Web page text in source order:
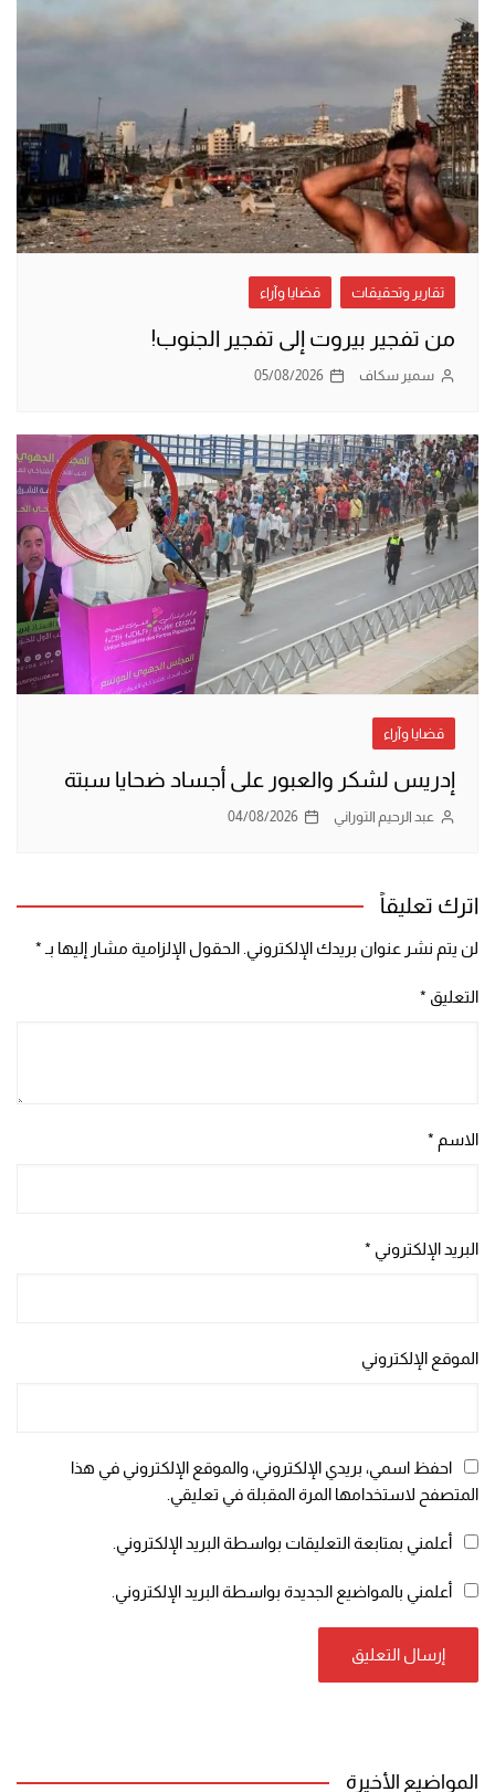
تقارير وتحقيقات قضايا وآراء
من تفجير بيروت إلى تفجير الجنوب!
سمير سكاف 05/08/2026
قضايا وآراء
إدريس لشكر والعبور على أجساد ضحايا سبتة
عبد الرحيم التوراني 04/08/2026
اترك تعليقاً
لن يتم نشر عنوان بريدك الإلكتروني. الحقول الإلزامية مشار إليها بـ *
التعليق *
الاسم *
البريد الإلكتروني *
الموقع الإلكتروني
احفظ اسمي، بريدي الإلكتروني، والموقع الإلكتروني في هذا
المتصفح لاستخدامها المرة المقبلة في تعليقي.
أعلمني بمتابعة التعليقات بواسطة البريد الإلكتروني.
أعلمني بالمواضيع الجديدة بواسطة البريد الإلكتروني.
المواضيع الأخيرة